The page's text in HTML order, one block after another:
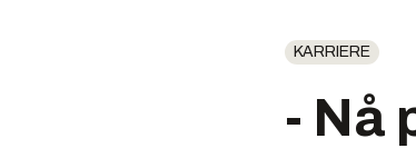
KARRIERE
- Nå